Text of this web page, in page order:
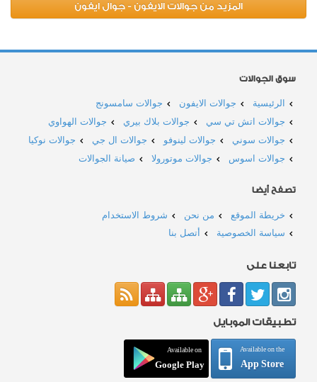
المزيد من جوالات الايفون - جوال ايفون
سوق الجوالات
الرئيسية جوالات الايفون
جوالات سامسونج
جوالات اتش تي سي
جوالات بلاك بيري
جوالات الهواوي
جوالات سوني
جوالات لينوفو جوالات ال جي
جوالات نوكيا
جوالات اسوس
جوالات موتورولا صيانة الجوالات
تصفح أيضا
خريطة الموقع من نحن
شروط الاستخدام
سياسة الخصوصية
أتصل بنا
تابعنا على
تطبيقات الموبايل
Available on the
App Store
Available on
Google Play